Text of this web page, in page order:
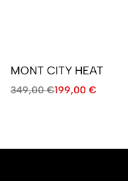
MONT CITY HEAT
349,00€199,00 €